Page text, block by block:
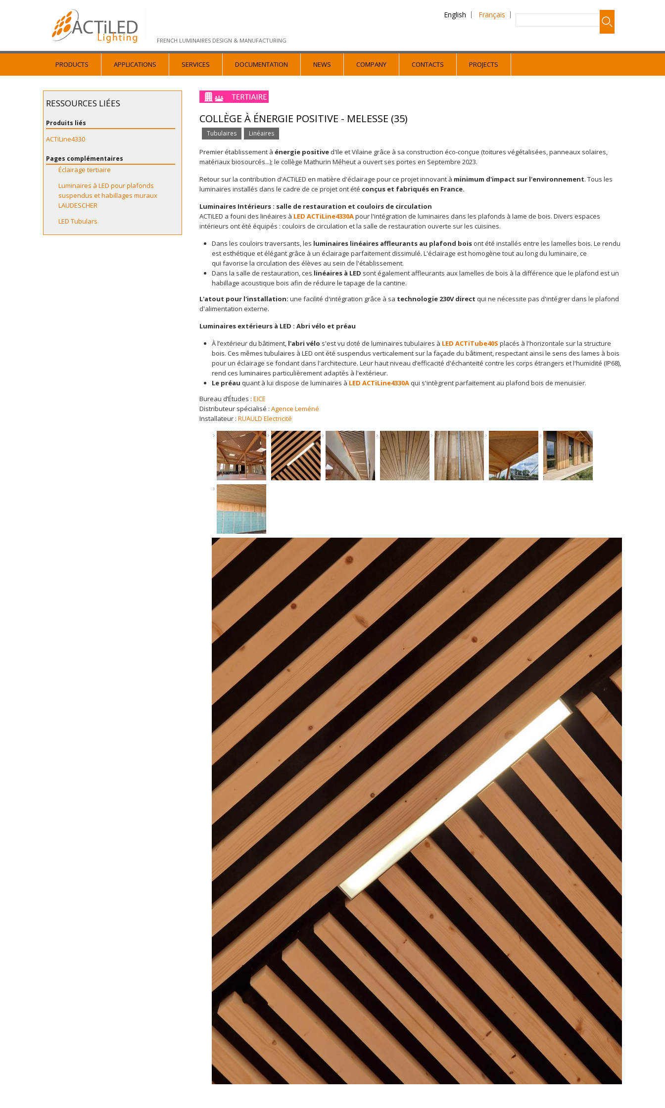
FRENCH LUMINAIRES DESIGN & MANUFACTURING
English Français
PRODUCTS APPLICATIONS SERVICES DOCUMENTATION NEWS COMPANY CONTACTS PROJECTS
COLLÈGE À ÉNERGIE POSITIVE - MELESSE (35)
Tubulaires Linéaires
Premier établissement à énergie positive d'Ile et Vilaine grâce à sa construction éco-conçue (toitures végétalisées, panneaux solaires,
matériaux biosourcés...); le collège Mathurin Méheut a ouvert ses portes en Septembre 2023.
Retour sur la contribution d'ACTiLED en matière d'éclairage pour ce projet innovant à minimum d'impact sur l'environnement. Tous les
luminaires installés dans le cadre de ce projet ont été conçus et fabriqués en France.
Luminaires Intérieurs : salle de restauration et couloirs de circulation
ACTiLED a founi des linéaires à LED ACTiLine4330Apour l'intégration de luminaires dans les plafonds à lame de bois. Divers espaces
intérieurs ont été équipés : couloirs de circulation et la salle de restauration ouverte sur les cuisines.
Dans les couloirs traversants, les luminaires linéaires affleurants au plafond boisont été installés entre les lamelles bois. Le rendu
est esthétique et élégant grâce à un éclairage parfaitement dissimulé. L'éclairage est homogène tout au long du luminaire, ce
qui favorise la circulation des élèves au sein de l'établissement.
Dans la salle de restauration, ces linéaires à LED sont également affleurants aux lamelles de bois à la différence que le plafond est un
habillage acoustique bois afin de réduire le tapage de la cantine.
L'atout pour l'installation: une facilité d'intégration grâce à sa technologie 230V direct qui ne nécessite pas d'intégrer dans le plafond
d'alimentation externe.
Luminaires extérieurs à LED : Abri vélo et préau
À l’extérieur du bâtiment, l'abri vélo s'est vu doté de luminaires tubulaires à LED ACTiTube40S placés à l'horizontale sur la structure
bois. Ces mêmes tubulaires à LED ont été suspendus verticalement sur la façade du bâtiment, respectant ainsi le sens des lames à bois
pour un éclairage se fondant dans l'architecture. Leur haut niveau d’efficacité d'échanteité contre les corps étrangers et l'humidité (IP68),
rend ces luminaires particulièrement adaptés à l'extérieur.
Le préau quant à lui dispose de luminaires à LED ACTiLine4330Aqui s'intègrent parfaitement au plafond bois de menuisier.
Bureau d’Études : EICE
Distributeur spécialisé : Agence Leméné
Installateur : RUAULD Electricité
RESSOURCES LIÉES
Produits liés
ACTiLine4330
Pages complémentaires
Éclairage tertiaire
Luminaires à LED pour plafonds
suspendus et habillages muraux
LAUDESCHER
LED Tubulars